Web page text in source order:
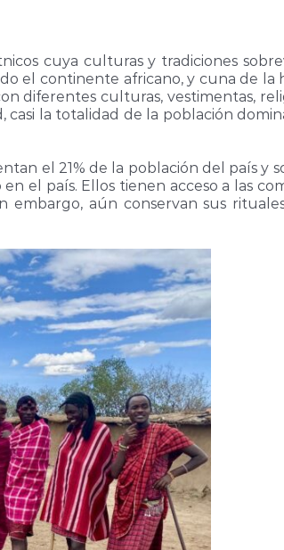
cuya culturas y tradiciones
el continente africano, y cuna de la
diferentes culturas, vestimentas,
casi la totalidad de la población
el 21% de la población del país y
el país. Ellos tienen acceso a las
aún conservan sus